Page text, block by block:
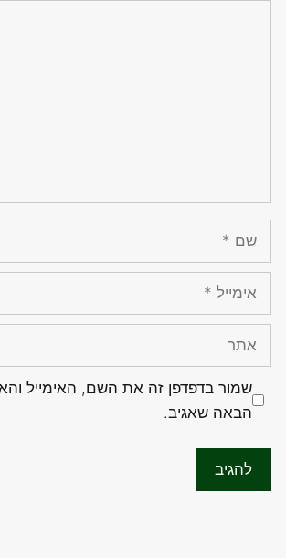
שמור בדפדפן זה את השם, האימייל
הבאה שאגיב.